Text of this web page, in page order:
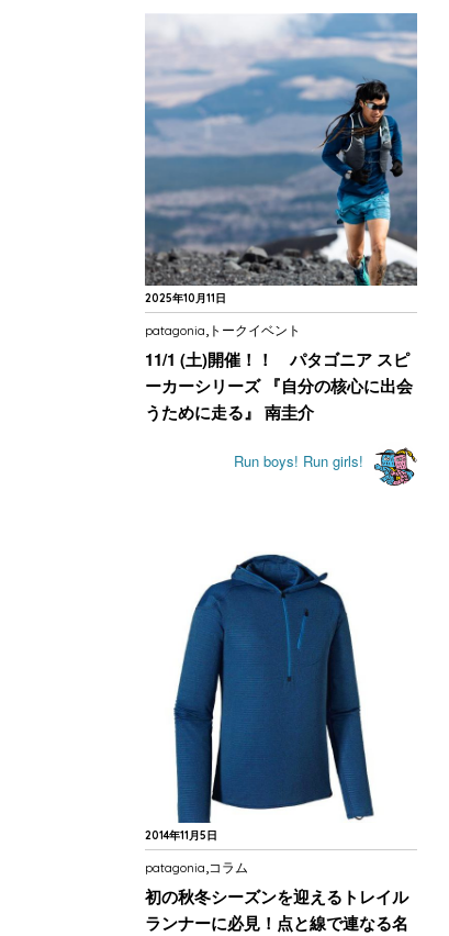
2025年10月11日
patagonia トークイベント
11/1 (土)開催！！ パタゴニア スピ
ーカーシリーズ 『自分の核心に出会
うために走る』 南圭介
Run boys! Run girls!
2014年11月5日
patagonia,コラム
初の秋冬シーズンを迎えるトレイル
ランナーに必見！点と線で連なる名